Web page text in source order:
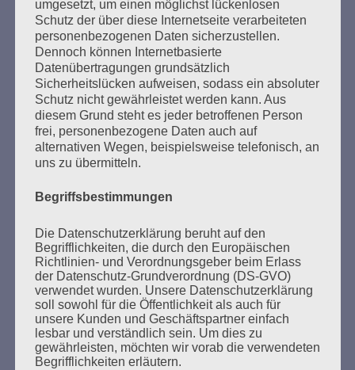
euch, liebe Freundinnen und Freunde! Eine bessere
Welt ist möglich!
Esther Bejarano - 6. September 2019
SUCHEN
NACH:
MARATHONLESUNG AUS DEN
VERBRANNTEN BÜCHERN
umgesetzt, um einen möglichst lückenlosen
Schutz der über diese Internetseite verarbeiteten
personenbezogenen Daten sicherzustellen.
Dennoch können Internetbasierte
Datenübertragungen grundsätzlich
Sicherheitslücken aufweisen, sodass ein absoluter
Schutz nicht gewährleistet werden kann. Aus
diesem Grund steht es jeder betroffenen Person
frei, personenbezogene Daten auch auf
alternativen Wegen, beispielsweise telefonisch, an
uns zu übermitteln.
Begriffsbestimmungen
Die Datenschutzerklärung beruht auf den
Begrifflichkeiten, die durch den Europäischen
Richtlinien- und Verordnungsgeber beim Erlass
der Datenschutz-Grundverordnung (DS-GVO)
verwendet wurden. Unsere Datenschutzerklärung
soll sowohl für die Öffentlichkeit als auch für
unsere Kunden und Geschäftspartner einfach
lesbar und verständlich sein. Um dies zu
gewährleisten, möchten wir vorab die verwendeten
Begrifflichkeiten erläutern.